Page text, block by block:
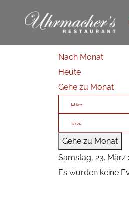
Nach Monat
Heute
Gehe zu Monat
Gehe zu Monat
Samstag, 23. März
Es wurden keine